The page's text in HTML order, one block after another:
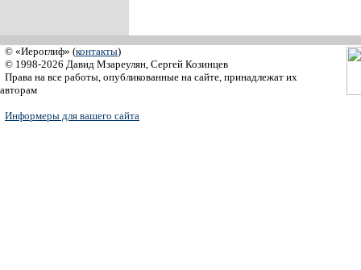
© «Иероглиф» (контакты)
© 1998-2026 Давид Мзареулян, Сергей Козинцев
Права на все работы, опубликованные на сайте, принадлежат их
авторам
Информеры для вашего сайта